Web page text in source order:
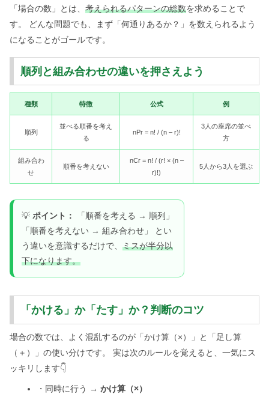
「場合の数」とは、 考えられるパターンの総数を求めることで
す。 どんな問題でも、まず「何通りあるか？」を数えられるよう
になることがゴールです。
順列と組み合わせの違いを押さえよう
種類 特徴 公式 例
順列
並べる順番を考え
る
nPr = n! / (n – r)!
3人の座席の並べ
方
組み合わ
せ
順番を考えない
nCr = n! / (r! × (n –
r)!)
5人から3人を選ぶ
💡 ポイント：
「順番を考える → 順列」
「順番を考えない → 組み合わせ」 とい
う違いを意識するだけで、 ミスが半分以
下になります。
「かける」か「たす」か？判断のコツ
場合の数では、よく混乱するのが「かけ算（×）」と「足し算
（＋）」の使い分けです。 実は次のルールを覚えると、一気にス
ッキリします👇
・同時に行う → かけ算（×）